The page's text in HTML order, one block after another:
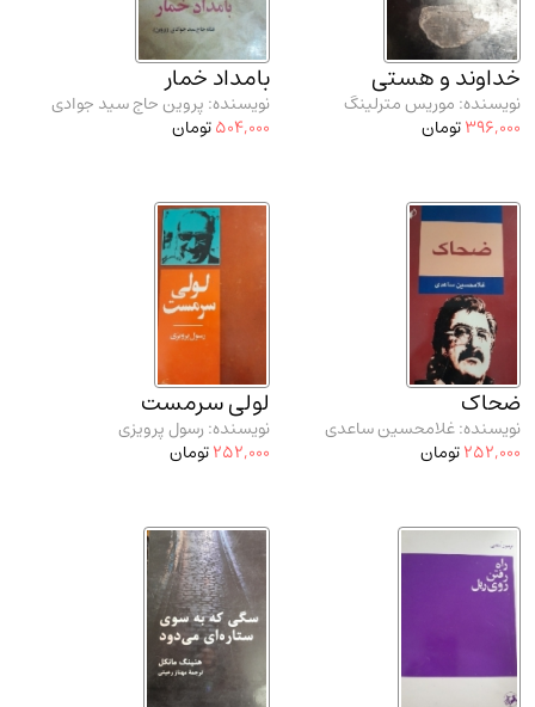
خداوند و هستی
نویسنده: موریس مترلینگ
396,000تومان
بامداد خمار
نویسنده: پروین حاج سید جوادی
504,000تومان
ضحاک
نویسنده: غلامحسین ساعدی
252,000تومان
لولی سرمست
نویسنده: رسول پرویزی
252,000تومان